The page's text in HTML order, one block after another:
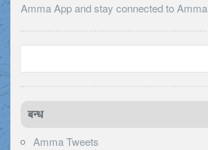
Amma App and stay connected to Amma
बन्ध
Amma Tweets